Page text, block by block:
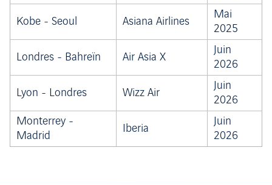
Kobe - Seoul Asiana Airlines
Mai
2025
Londres - Bahreïn Air Asia X
Juin
2026
Lyon - Londres Wizz Air
Juin
2026
Monterrey -
Madrid
Iberia
Juin
2026